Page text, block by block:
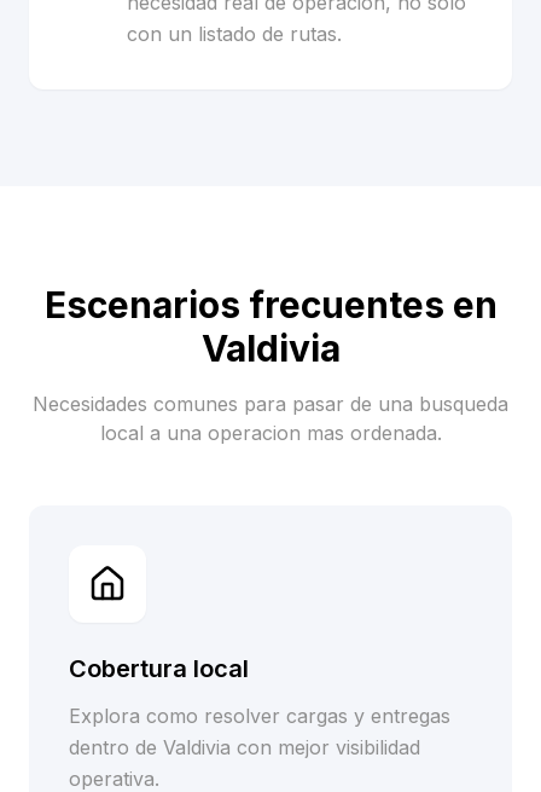
con un listado de rutas.
Escenarios frecuentes en
Valdivia
Necesidades comunes para pasar de una busqueda
local a una operacion mas ordenada.
Cobertura local
Explora como resolver cargas y entregas
dentro de Valdivia con mejor visibilidad
operativa.